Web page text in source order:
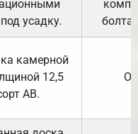
усадку.
камерной
12,5
АВ.